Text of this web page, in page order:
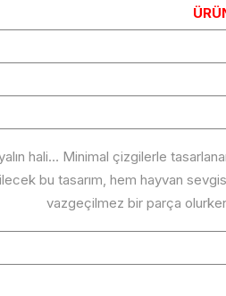
hali… Minimal çizgilerle
bu tasarım, hem hayvan
vazgeçilmez bir parça